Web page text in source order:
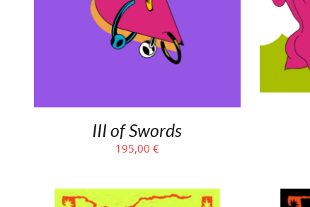
III of Swords
195,00 €